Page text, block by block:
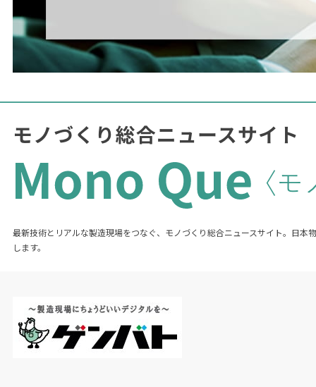
最新技術とリアルな製造現場をつなぐ、モノづくり総合ニュースサイト。日本
します。